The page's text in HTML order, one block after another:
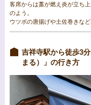
客席からは藁が燃え炎が立ち
のよう。
ウツボの唐揚げや土佐巻きな
吉祥寺駅から徒歩3
まる）」の行き方